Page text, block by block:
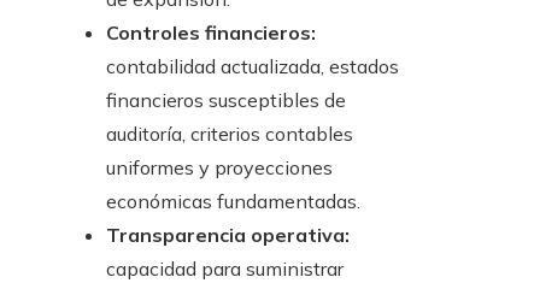
Controles financieros:
contabilidad actualizada, estados
financieros susceptibles de
auditoría, criterios contables
uniformes y proyecciones
económicas fundamentadas.
Transparencia operativa:
capacidad para suministrar